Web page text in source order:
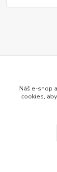
Doprava
Náš e-shop
cookies,